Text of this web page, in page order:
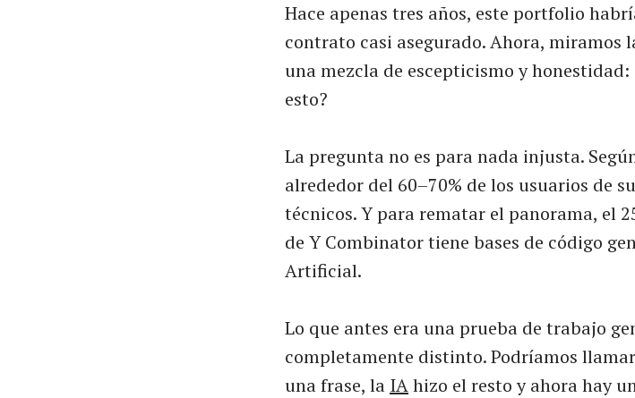
Hace apenas tres años, este portfolio
contrato casi asegurado. Ahora, miramos
una mezcla de escepticismo y
esto?
La pregunta no es para nada injusta.
alrededor del 60–70% de los usuarios de
técnicos. Y para rematar el panorama, el
de Y Combinator tiene bases de código
Artificial.
Lo que antes era una prueba de trabajo
completamente distinto. Podríamos
una frase, la IAhizo el resto y ahora hay